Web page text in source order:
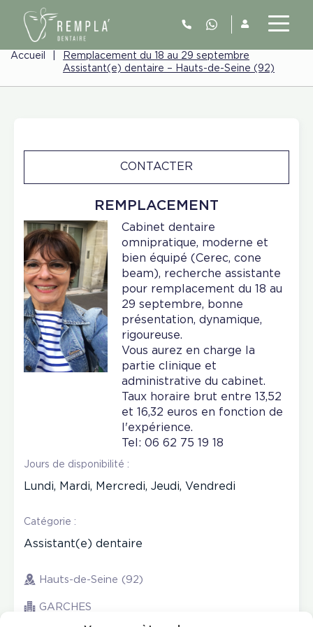
Accueil
Remplacement du 18 au 29 septembre
Assistant(e) dentaire – Hauts-de-Seine (92)
REMPLACEMENT
CONTACTER
Cabinet dentaire
omnipratique, moderne et
bien équipé (Cerec, cone
beam), recherche assistante
pour remplacement du 18 au
29 septembre, bonne
présentation, dynamique,
rigoureuse.
Vous aurez en charge la
partie clinique et
administrative du cabinet.
Taux horaire brut entre 13,52
et 16,32 euros en fonction de
l'expérience.
Tel: 06 62 75 19 18
Jours de disponibilité :
Lundi, Mardi, Mercredi, Jeudi, Vendredi
Catégorie :
Assistant(e) dentaire
Hauts-de-Seine (92)
GARCHES